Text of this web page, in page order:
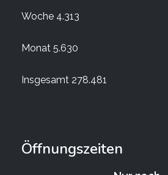
Woche 4.313
Monat 5.630
Insgesamt 278.481
Öffnungszeiten